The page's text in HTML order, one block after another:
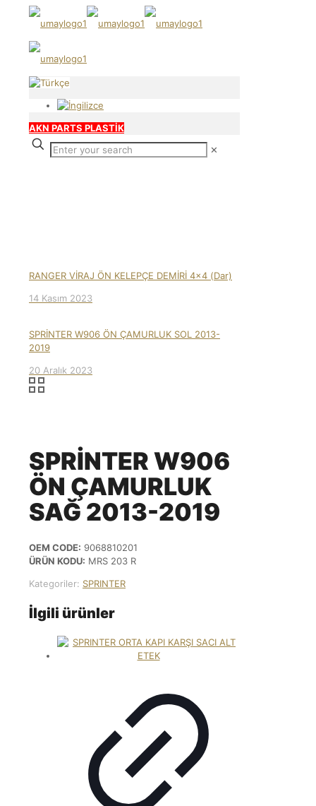
AKN PARTS PLASTİK
✕
RANGER VİRAJ ÖN KELEPÇE DEMİRİ 4×4 (Dar)
14 Kasım 2023
SPRİNTER W906 ÖN ÇAMURLUK SOL 2013-
2019
20 Aralık 2023
SPRİNTER W906
ÖN ÇAMURLUK
SAĞ 2013-2019
OEM CODE: 9068810201
ÜRÜN KODU: MRS 203 R
Kategoriler: SPRINTER
İlgili ürünler